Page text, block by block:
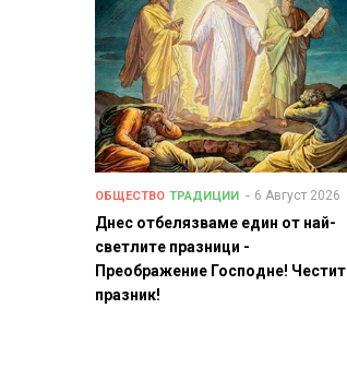
ОБЩЕСТВО ТРАДИЦИИ 6 Август 2026
Днес отбелязваме един от най-
светлите празници -
Преображение Господне! Честит
празник!